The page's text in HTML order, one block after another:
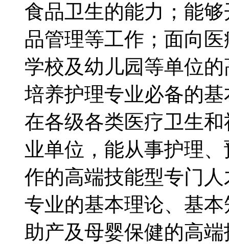
食品卫生的能力；能
品管理等工作；面向
学校及幼儿园等单位
培养护理专业必备的
在各级各类医疗卫生
业单位，能从事护理
作的高端技能型专门
专业的基本理论、基
助产及母婴保健的高